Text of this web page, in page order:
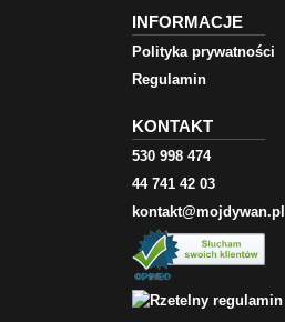
INFORMACJE
Polityka prywatności
Regulamin
KONTAKT
530 998 474
44 741 42 03
kontakt@mojdywan.pl